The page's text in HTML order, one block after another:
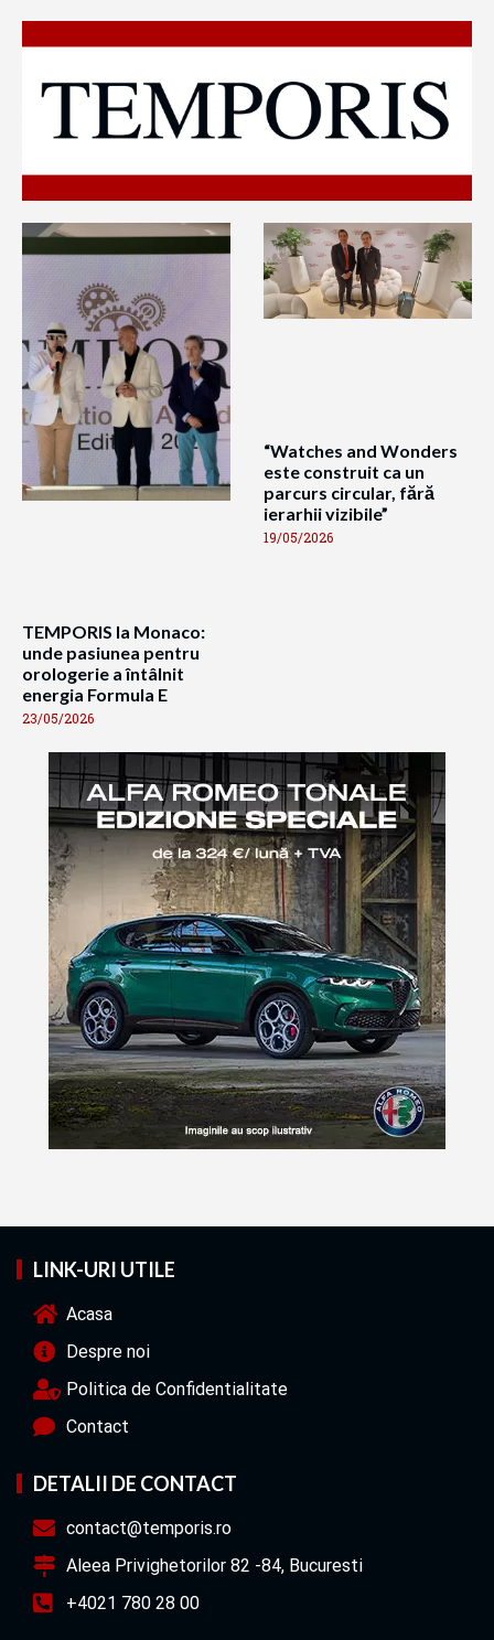
TEMPORIS la Monaco:
unde pasiunea pentru
orologerie a întâlnit
energia Formula E
23/05/2026
“Watches and Wonders
este construit ca un
parcurs circular, fără
ierarhii vizibile”
19/05/2026
LINK-URI UTILE
Acasa
Despre noi
Politica de Confidentialitate
Contact
DETALII DE CONTACT
contact@temporis.ro
Aleea Privighetorilor 82 -84, Bucuresti
+4021 780 28 00